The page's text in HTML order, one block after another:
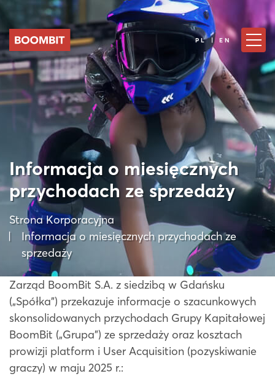
PL | EN
Informacja o miesięcznych
przychodach ze sprzedaży
Strona Korporacyjna
Informacja o miesięcznych przychodach ze
sprzedaży
Zarząd BoomBit S.A. z siedzibą w Gdańsku
(„Spółka”) przekazuje informacje o szacunkowych
skonsolidowanych przychodach Grupy Kapitałowej
BoomBit („Grupa”) ze sprzedaży oraz kosztach
prowizji platform i User Acquisition (pozyskiwanie
graczy) w maju 2025 r.: